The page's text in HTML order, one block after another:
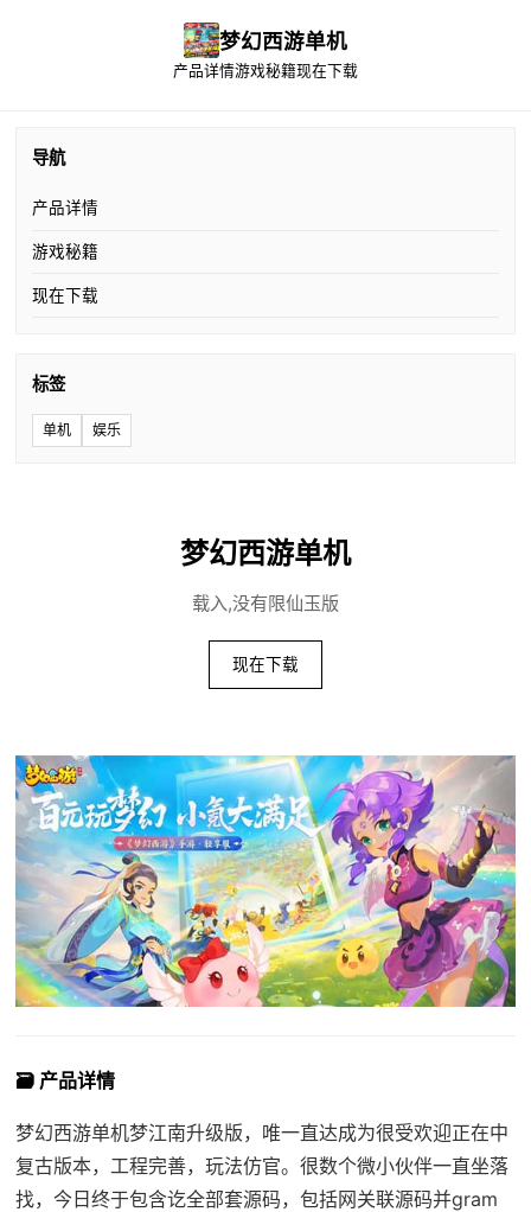
梦幻西游单机
产品详情游戏秘籍现在下载
导航
产品详情
游戏秘籍
现在下载
标签
单机 娱乐
梦幻西游单机
载入,没有限仙玉版
现在下载
🗃️ 产品详情
梦幻西游单机梦江南升级版，唯一直达成为很受欢迎正在中
复古版本，工程完善，玩法仿官。很数个微小伙伴一直坐落
找，今日终于包含讫全部套源码，包括网关联源码并gram